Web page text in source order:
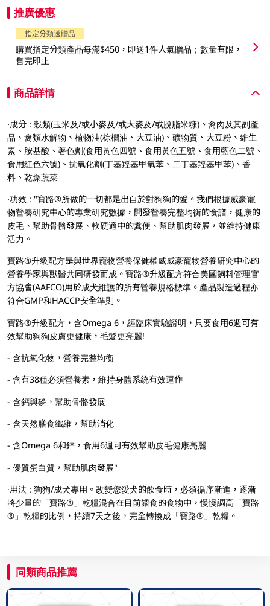
推廣優惠
指定分類送贈品
購買指定分類產品每滿$450，即送1件人氣贈品；數量有限，
售完即止
商品詳情
·成分 : 穀類(玉米及/或小麥及/或大麥及/或脫脂米糠)、禽肉及其副產
品、禽類水解物、植物油(棕櫚油、大豆油)、礦物質、大豆粉、維生
素、胺基酸、著色劑(食用黃色四號、食用黃色五號、食用藍色二號、
食用紅色六號)、抗氧化劑(丁基羥基甲氧苯、二丁基羥基甲苯)、香
料、乾燥蔬菜
·功效 : "寶路®所做的一切都是出自於對狗狗的愛。我們根據威豪寵
物營養研究中心的專業研究數據，開發營養完整均衡的食譜，健康的
皮毛、幫助骨骼發展、軟硬適中的糞便、幫助肌肉發展，並維持健康
活力。
寶路®升級配方是與世界寵物營養保健權威威豪寵物營養研究中心的
營養學家與獸醫共同研發而成。寶路®升級配方符合美國飼料管理官
方協會(AAFCO)用於成犬維護的所有營養規格標準。產品製造過程亦
符合GMP和HACCP安全準則。
寶路®升級配方，含Omega 6，經臨床實驗證明，只要食用6週可有
效幫助狗狗皮膚更健康，毛髮更亮麗!
- 含抗氧化物，營養完整均衡
- 含有38種必須營養素，維持身體系統有效運作
- 含鈣與磷，幫助骨骼發展
- 含天然膳食纖維，幫助消化
- 含Omega 6和鋅，食用6週可有效幫助皮毛健康亮麗
- 優質蛋白質，幫助肌肉發展"
·用法 : 狗狗/成犬專用。改變您愛犬的飲食時，必須循序漸進，逐漸
將少量的「寶路®」乾糧混合在目前餵食的食物中，慢慢調高「寶路
®」乾糧的比例，持續7天之後，完全轉換成「寶路®」乾糧。
同類商品推薦